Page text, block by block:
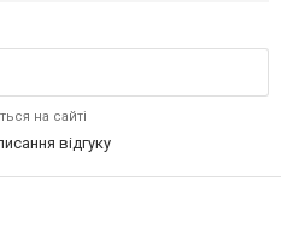
на сайті
відгуку